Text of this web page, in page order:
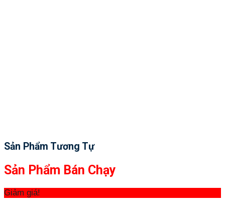
Sản Phẩm Tương Tự
Sản Phẩm Bán Chạy
Giảm giá!